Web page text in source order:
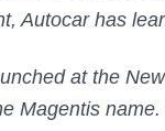
Autocar has
at the
Magentis